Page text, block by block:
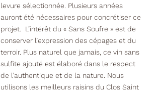
levure sélectionnée. Plusieurs années
auront été nécessaires pour concrétiser ce
projet. L’intérêt du « Sans Soufre » est de
conserver l’expression des cépages et du
terroir. Plus naturel que jamais, ce vin sans
sulfite ajouté est élaboré dans le respect
de l’authentique et de la nature. Nous
utilisons les meilleurs raisins du Clos Saint